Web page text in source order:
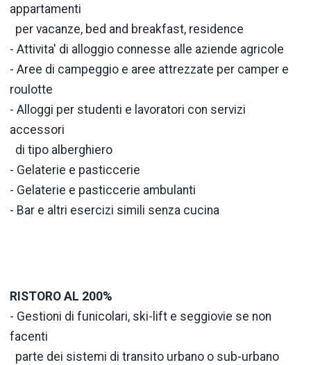
appartamenti
per vacanze, bed and breakfast, residence
- Attivita' di alloggio connesse alle aziende agricole
- Aree di campeggio e aree attrezzate per camper e
roulotte
- Alloggi per studenti e lavoratori con servizi
accessori
di tipo alberghiero
- Gelaterie e pasticcerie
- Gelaterie e pasticcerie ambulanti
- Bar e altri esercizi simili senza cucina
RISTORO AL 200%
- Gestioni di funicolari, ski-lift e seggiovie se non
facenti
parte dei sistemi di transito urbano o sub-urbano